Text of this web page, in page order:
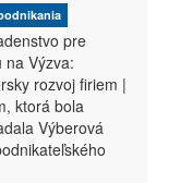
pre
na Výzva:
rozvoj firiem |
ktorá bola
Výberová